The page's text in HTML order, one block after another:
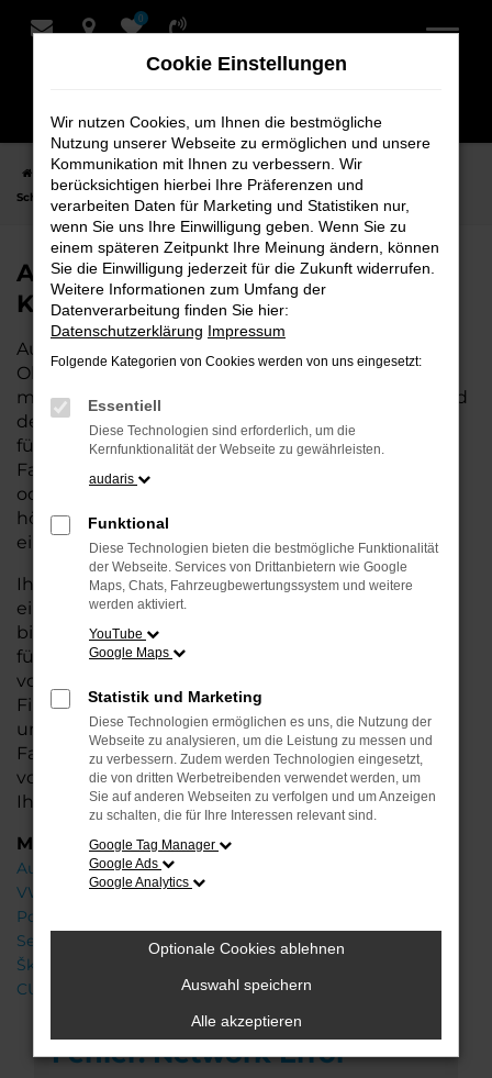
Zum
0
Startseite Oldenburg Audi Audi A1
Audi A1 Neuwagen bei
Schmidt + Koch für Oldenburg
Audi A1 Neuwagen bei Schmidt +
Koch für Oldenburg
Audi A1 ist die perfekte Wahl für alle, die für
Oldenburg einen Neuwagen suchen. Mit seiner
modernen Technik, seinem effizienten Antrieb und
dem stilvollen Design ist der A1 die ideale Lösung
für jeden, der ein zuverlässiges und komfortables
Fahrzeug möchte. Egal, ob für den Stadtverkehr
oder längere Fahrten – der A1 bietet Ihnen
höchsten Fahrkomfort, innovative Features und
eine herausragende Wirtschaftlichkeit.
Ihr Audi Autohaus in Oldenburg steht Ihnen mit
einer breiten Auswahl an Neuwagen zur Seite und
bietet Ihnen umfassende Beratung, damit Sie das
für Sie passende Fahrzeug finden. Profitieren Sie
von zusätzlichen Services wie attraktiven
Finanzierungsmöglichkeiten, Leasingangeboten
und der Inzahlungnahme Ihres aktuellen
Fahrzeugs. Besuchen Sie uns und lassen Sie sich
von unseren Experten beraten – wir freuen uns,
Ihnen den perfekten Neuwagen zu präsentieren!
Marken
Audi
VW
Porsche
Seat
Škoda
CUPRA
Fehler: Network Error
Cookie Einstellungen
Wir nutzen Cookies, um Ihnen die bestmögliche
Nutzung unserer Webseite zu ermöglichen und unsere
Kommunikation mit Ihnen zu verbessern. Wir
berücksichtigen hierbei Ihre Präferenzen und
verarbeiten Daten für Marketing und Statistiken nur,
wenn Sie uns Ihre Einwilligung geben. Wenn Sie zu
einem späteren Zeitpunkt Ihre Meinung ändern, können
Sie die Einwilligung jederzeit für die Zukunft widerrufen.
Weitere Informationen zum Umfang der
Datenverarbeitung finden Sie hier:
Datenschutzerklärung Impressum
Folgende Kategorien von Cookies werden von uns eingesetzt:
Essentiell
Diese Technologien sind erforderlich, um die
Kernfunktionalität der Webseite zu gewährleisten.
audaris
Funktional
Diese Technologien bieten die bestmögliche Funktionalität
der Webseite. Services von Drittanbietern wie Google
Maps, Chats, Fahrzeugbewertungssystem und weitere
werden aktiviert.
YouTube
Google Maps
Statistik und Marketing
Diese Technologien ermöglichen es uns, die Nutzung der
Webseite zu analysieren, um die Leistung zu messen und
zu verbessern. Zudem werden Technologien eingesetzt,
die von dritten Werbetreibenden verwendet werden, um
Sie auf anderen Webseiten zu verfolgen und um Anzeigen
zu schalten, die für Ihre Interessen relevant sind.
Google Tag Manager
Google Ads
Google Analytics
Optionale Cookies ablehnen
Auswahl speichern
Alle akzeptieren